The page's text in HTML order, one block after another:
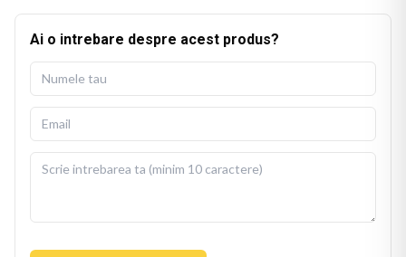
Ai o intrebare despre acest produs?